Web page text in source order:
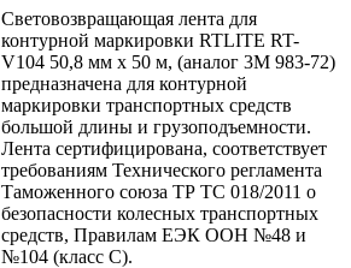
Световозвращающая лента для
контурной маркировки RTLITE RT-
V104 50,8 мм х 50 м, (аналог 3М 983-72)
предназначена для контурной
маркировки транспортных средств
большой длины и грузоподъемности.
Лента сертифицирована, соответствует
требованиям Технического регламента
Таможенного союза ТР ТС 018/2011 о
безопасности колесных транспортных
средств, Правилам ЕЭК ООН №48 и
№104 (класс C).